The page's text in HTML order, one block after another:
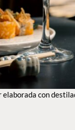
con